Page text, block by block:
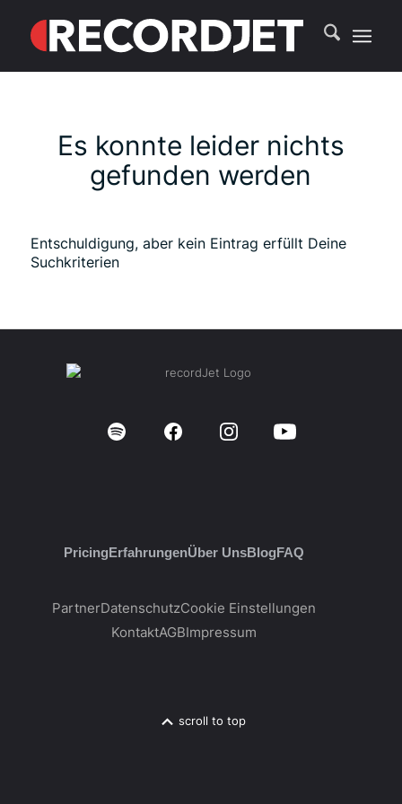
Es konnte leider nichts
gefunden werden
Entschuldigung, aber kein Eintrag erfüllt Deine
Suchkriterien
PricingErfahrungenÜber UnsBlogFAQ
PartnerDatenschutzCookie Einstellungen
KontaktAGBImpressum
scroll to top